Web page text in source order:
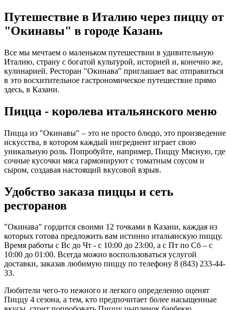
Путешествие в Италию через пиццу от
"Окинавы" в городе Казань
Все мы мечтаем о маленьком путешествии в удивительную
Италию, страну с богатой культурой, историей и, конечно же,
кулинарией. Ресторан "Окинава" приглашает вас отправиться
в это восхитительное гастрономическое путешествие прямо
здесь, в Казани.
Пицца - королева итальянского меню
Пицца из "Окинавы" – это не просто блюдо, это произведение
искусства, в котором каждый ингредиент играет свою
уникальную роль. Попробуйте, например, Пиццу Мясную, где
сочные кусочки мяса гармонируют с томатным соусом и
сыром, создавая настоящий вкусовой взрыв.
Удобство заказа пиццы и сеть
ресторанов
"Окинава" гордится своими 12 точками в Казани, каждая из
которых готова предложить вам истинно итальянскую пиццу.
Время работы с Вс до Чт - с 10:00 до 23:00, а с Пт по Сб – с
10:00 до 01:00. Всегда можно воспользоваться услугой
доставки, заказав любимую пиццу по телефону 8 (843) 233-44-
33.
Любители чего-то нежного и легкого определенно оценят
Пиццу 4 сезона, а тем, кто предпочитает более насыщенные